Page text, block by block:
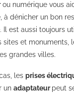
ou numérique vous
à dénicher un bon
est aussi toujours
sites et monuments,
grandes villes.
les prises
un adaptateurpeut